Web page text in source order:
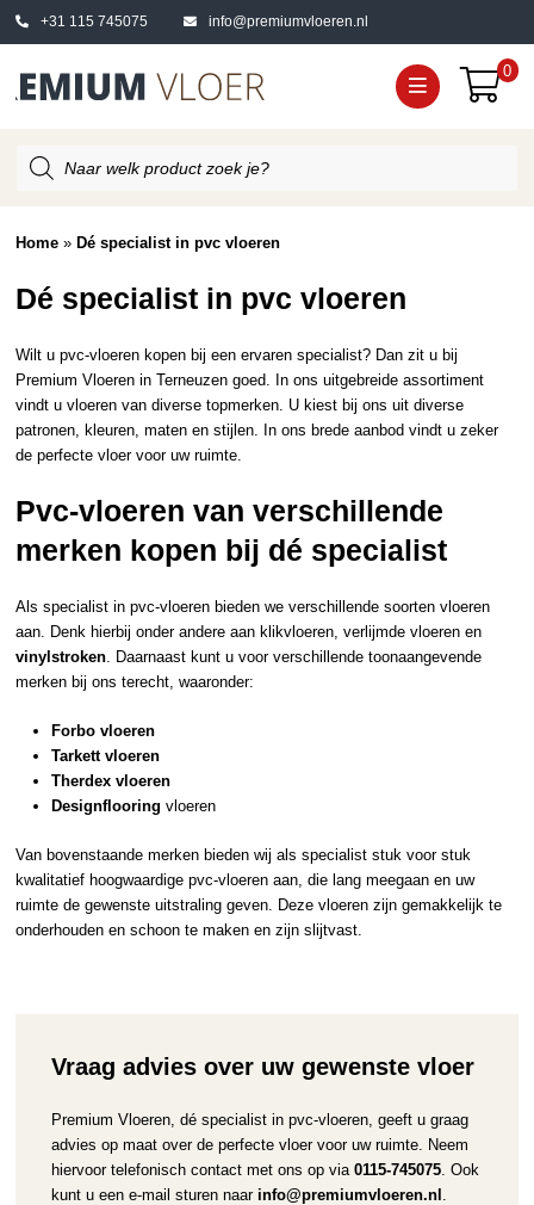
+31 115 745075 info@premiumvloeren.nl
0
zoeken
Home » Dé specialist in pvc vloeren
Dé specialist in pvc vloeren
Wilt u pvc-vloeren kopen bij een ervaren specialist? Dan zit u bij
Premium Vloeren in Terneuzen goed. In ons uitgebreide assortiment
vindt u vloeren van diverse topmerken. U kiest bij ons uit diverse
patronen, kleuren, maten en stijlen. In ons brede aanbod vindt u zeker
de perfecte vloer voor uw ruimte.
Pvc-vloeren van verschillende
merken kopen bij dé specialist
Als specialist in pvc-vloeren bieden we verschillende soorten vloeren
aan. Denk hierbij onder andere aan klikvloeren, verlijmde vloeren en
vinylstroken. Daarnaast kunt u voor verschillende toonaangevende
merken bij ons terecht, waaronder:
Forbo vloeren
Tarkett vloeren
Therdex vloeren
Designflooring vloeren
Van bovenstaande merken bieden wij als specialist stuk voor stuk
kwalitatief hoogwaardige pvc-vloeren aan, die lang meegaan en uw
ruimte de gewenste uitstraling geven. Deze vloeren zijn gemakkelijk te
onderhouden en schoon te maken en zijn slijtvast.
Vraag advies over uw gewenste vloer
Premium Vloeren, dé specialist in pvc-vloeren, geeft u graag
advies op maat over de perfecte vloer voor uw ruimte. Neem
hiervoor telefonisch contact met ons op via 0115-745075. Ook
kunt u een e-mail sturen naar info@premiumvloeren.nl